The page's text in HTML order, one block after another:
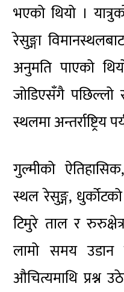
भएको थियो ।
रेसुङ्गा
अनुमति पाएको
जोडिएसँगै पछिल्लो
स्थलमा अन्तर्राष्ट्रिय
गुल्मीको
स्थल रेसुङ्ग,
टिमुरे ताल र
लामो समय उडान
औचित्यमाथि प्रश्न